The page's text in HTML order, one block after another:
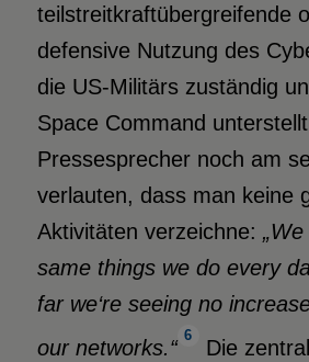
teilstreitkraftübergreifende
defensive Nutzung des
die US-Militärs zuständig
Space Command
Pressesprecher noch am
verlauten, dass man keine
Aktivitäten verzeichne:
same things we do every
far we‘re seeing no
our networks.“
6
Die